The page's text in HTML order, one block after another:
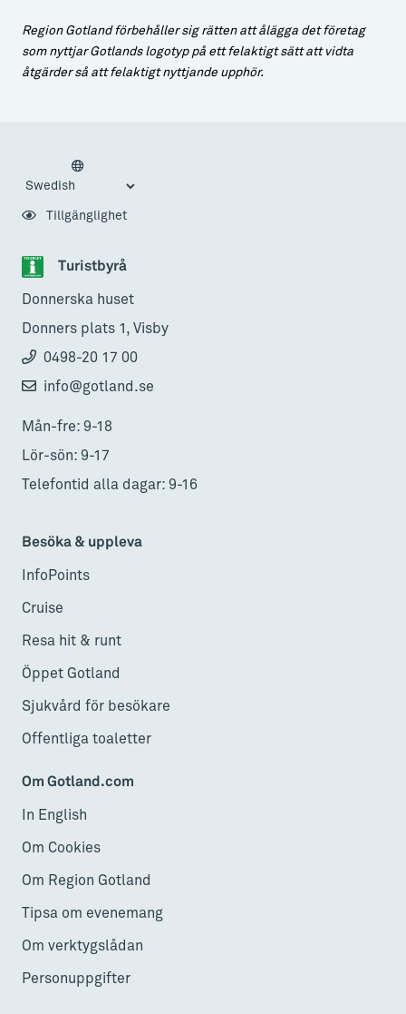
Region Gotland förbehåller sig rätten att ålägga det företag
som nyttjar Gotlands logotyp på ett felaktigt sätt att vidta
åtgärder så att felaktigt nyttjande upphör.
Turistbyrå
Donnerska huset
Donners plats 1, Visby
0498-20 17 00
info@gotland.se
Mån-fre: 9-18
Lör-sön: 9-17
Telefontid alla dagar: 9-16
Besöka & uppleva
InfoPoints
Cruise
Resa hit & runt
Öppet Gotland
Sjukvård för besökare
Offentliga toaletter
Om Gotland.com
In English
Om Cookies
Om Region Gotland
Tipsa om evenemang
Om verktygslådan
Personuppgifter
Tillgänglighet